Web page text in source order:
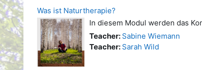
Was ist Naturtherapie?
In diesem Modul werden das
Teacher: Sabine Wiemann
Teacher: Sarah Wild